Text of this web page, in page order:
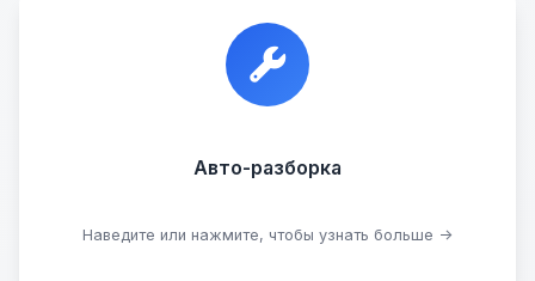
Авто-разборка
Наведите или нажмите, чтобы узнать больше →
Прием автомобилей для разборки на запчасти в
любом состоянии.
Сдать на разборку